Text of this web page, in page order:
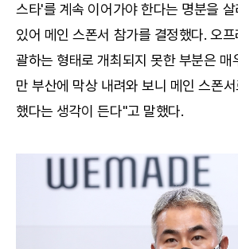
스타'를 계속 이어가야 한다는 명분을
있어 메인 스폰서 참가를 결정했다. 오
괄하는 형태로 개최되지 못한 부분은 매
만 부산에 막상 내려와 보니 메인 스폰
했다는 생각이 든다"고 말했다.